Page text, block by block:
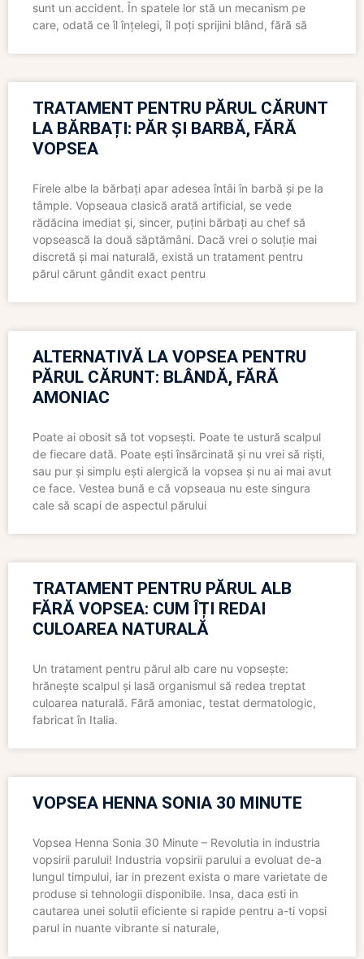
sunt un accident. În spatele lor stă un mecanism pe
care, odată ce îl înțelegi, îl poți sprijini blând, fără să
TRATAMENT PENTRU PĂRUL CĂRUNT
LA BĂRBAȚI: PĂR ȘI BARBĂ, FĂRĂ
VOPSEA
Firele albe la bărbați apar adesea întâi în barbă și pe la
tâmple. Vopseaua clasică arată artificial, se vede
rădăcina imediat și, sincer, puțini bărbați au chef să
vopsească la două săptămâni. Dacă vrei o soluție mai
discretă și mai naturală, există un tratament pentru
părul cărunt gândit exact pentru
ALTERNATIVĂ LA VOPSEA PENTRU
PĂRUL CĂRUNT: BLÂNDĂ, FĂRĂ
AMONIAC
Poate ai obosit să tot vopsești. Poate te ustură scalpul
de fiecare dată. Poate ești însărcinată și nu vrei să riști,
sau pur și simplu ești alergică la vopsea și nu ai mai avut
ce face. Vestea bună e că vopseaua nu este singura
cale să scapi de aspectul părului
TRATAMENT PENTRU PĂRUL ALB
FĂRĂ VOPSEA: CUM ÎȚI REDAI
CULOAREA NATURALĂ
Un tratament pentru părul alb care nu vopsește:
hrănește scalpul și lasă organismul să redea treptat
culoarea naturală. Fără amoniac, testat dermatologic,
fabricat în Italia.
VOPSEA HENNA SONIA 30 MINUTE
Vopsea Henna Sonia 30 Minute – Revolutia in industria
vopsirii parului! Industria vopsirii parului a evoluat de-a
lungul timpului, iar in prezent exista o mare varietate de
produse si tehnologii disponibile. Insa, daca esti in
cautarea unei solutii eficiente si rapide pentru a-ti vopsi
parul in nuante vibrante si naturale,